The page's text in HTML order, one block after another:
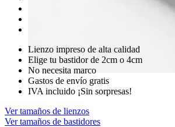
Lienzo impreso de alta calidad
Elige tu bastidor de 2cm o 4cm
No necesita marco
Gastos de envío gratis
IVA incluido ¡Sin sorpresas!
Ver tamaños de lienzos
Ver tamaños de bastidores